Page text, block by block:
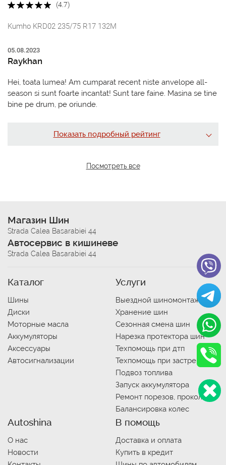
(4.7)
Kumho KRD02 235/75 R17 132M
05.08.2023
Raykhan
Hei, toata lumea! Am cumparat recent niste anvelope all-
season si sunt foarte incantat! Sunt tare faine. Masina se tine
bine pe drum, pe oriunde.
Показать подробный рейтинг
Посмотреть все
Магазин Шин
Strada Calea Basarabiei 44
Автосервис в кишиневе
Strada Calea Basarabiei 44
Каталог
Шины
Диски
Моторные масла
Аккумуляторы
Аксессуары
Автосигнализации
Услуги
Выездной шиномонтаж
Хранение шин
Сезонная смена шин
Нарезка протектора шин
Техпомощь при дтп
Техпомощь при застревании
Подвоз топлива
Запуск аккумулятора
Ремонт порезов, проколов
Балансировка колес
Autoshina
О нас
Новости
В помощь
Доставка и оплата
Купить в кредит